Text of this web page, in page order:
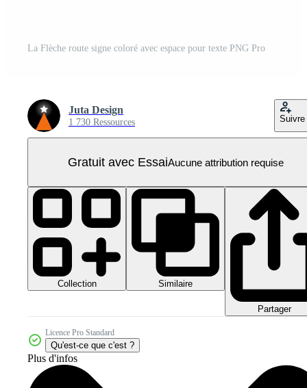
La Flèche route signe coloré avec espace pour texte PNG Pro
Juta Design
1 730 Ressources Suivre
Gratuit avec EssaiAucune attribution requise
Collection Similaire
Partager
Licence Pro Standard
Qu'est-ce que c'est ?
Plus d'infos